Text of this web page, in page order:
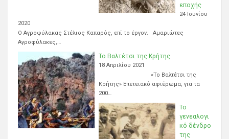
εποχής
24 Ιουνίου
2020
Ο Αγροφύλακας Στέλιος Καπαρός, επί το έργον. Αμαριώτες
Αγροφύλακες,…
Το Βαλτέτσι της Κρήτης.
18 Απριλίου 2021
«Το Βαλτέτσι της
Κρήτης» Επετειακό αφιέρωμα, για τα
200…
Το
γενεαλογι
κό δένδρο
της